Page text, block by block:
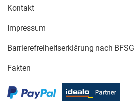
Kontakt
Impressum
Barrierefreiheitserklärung nach BFSG
Fakten